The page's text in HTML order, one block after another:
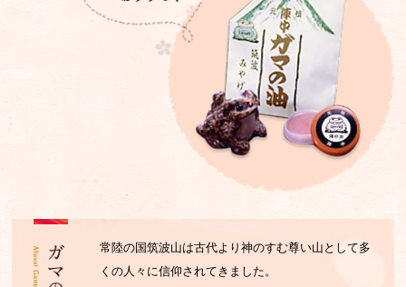
常陸の国筑波山は古代より神のすむ尊い山として多
くの人々に信仰されてきました。